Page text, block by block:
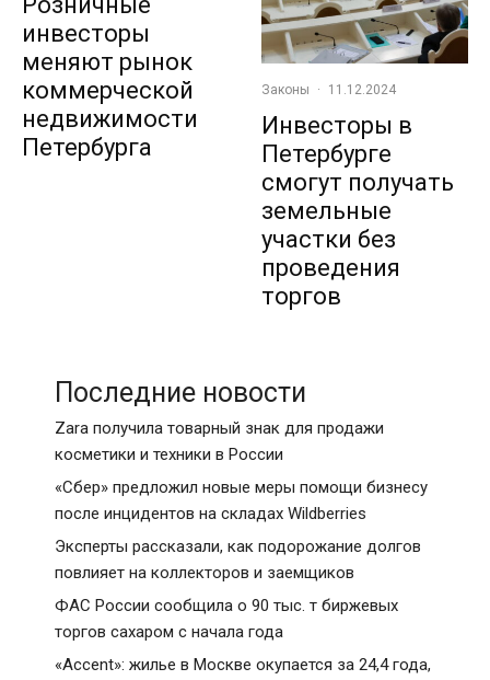
инвесторы
меняют рынок
коммерческой
недвижимости
Петербурга
Законы · 11.12.2024
Инвесторы в
Петербурге
смогут получать
земельные
участки без
проведения
торгов
Последние новости
Zara получила товарный знак для продажи
косметики и техники в России
«Сбер» предложил новые меры помощи бизнесу
после инцидентов на складах Wildberries
Эксперты рассказали, как подорожание долгов
повлияет на коллекторов и заемщиков
ФАС России сообщила о 90 тыс. т биржевых
торгов сахаром с начала года
«Accent»: жилье в Москве окупается за 24,4 года,